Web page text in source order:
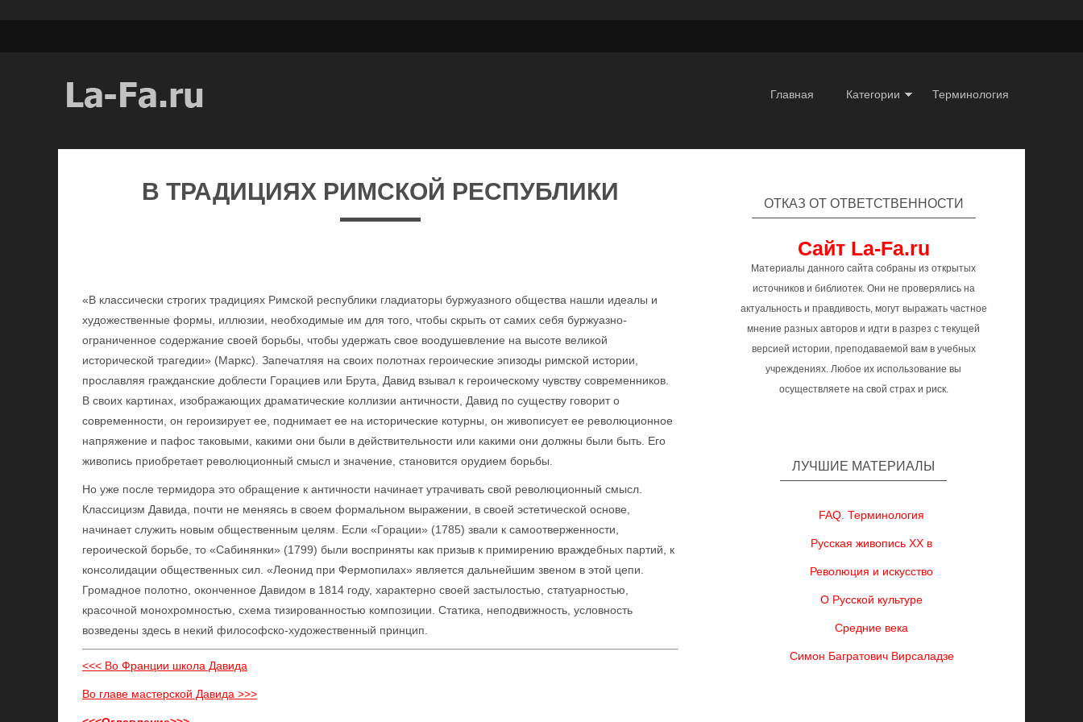
Главная Категории Терминология
В ТРАДИЦИЯХ РИМСКОЙ РЕСПУБЛИКИ
«В классически строгих традициях Римской республики гладиаторы буржуазного общества нашли идеалы и
художественные формы, иллюзии, необходимые им для того, чтобы скрыть от самих себя буржуазно-
ограниченное содержание своей борьбы, чтобы удержать свое воодушевление на высоте великой
исторической трагедии» (Маркс). Запечатляя на своих полотнах героические эпизоды римской истории,
прославляя гражданские доблести Горациев или Брута, Давид взывал к героическому чувству современников.
В своих картинах, изображающих драматические коллизии античности, Давид по существу говорит о
современности, он героизирует ее, поднимает ее на исторические котурны, он живописует ее революционное
напряжение и пафос таковыми, какими они были в действительности или какими они должны были быть. Его
живопись приобретает революционный смысл и значение, становится орудием борьбы.
Но уже после термидора это обращение к античности начинает утрачивать свой революционный смысл.
Классицизм Давида, почти не меняясь в своем формальном выражении, в своей эстетической основе,
начинает служить новым общественным целям. Если «Горации» (1785) звали к самоотверженности,
героической борьбе, то «Сабинянки» (1799) были восприняты как призыв к примирению враждебных партий, к
консолидации общественных сил. «Леонид при Фермопилах» является дальнейшим звеном в этой цепи.
Громадное полотно, оконченное Давидом в 1814 году, характерно своей застылостью, статуарностью,
красочной монохромностью, схема тизированностью композиции. Статика, неподвижность, условность
возведены здесь в некий философско-художественный принцип.
<<< Во Франции школа Давида
Во главе мастерской Давида >>>
ОТКАЗ ОТ ОТВЕТСТВЕННОСТИ
Сайт La-Fa.ru
Материалы данного сайта собраны из открытых
источников и библиотек. Они не проверялись на
актуальность и правдивость, могут выражать частное
мнение разных авторов и идти в разрез с текущей
версией истории, преподаваемой вам в учебных
учреждениях. Любое их использование вы
осуществляете на свой страх и риск.
ЛУЧШИЕ МАТЕРИАЛЫ
FAQ. Терминология
Русская живопись XX в
Революция и искусство
О Русской культуре
Средние века
Симон Багратович Вирсаладзе